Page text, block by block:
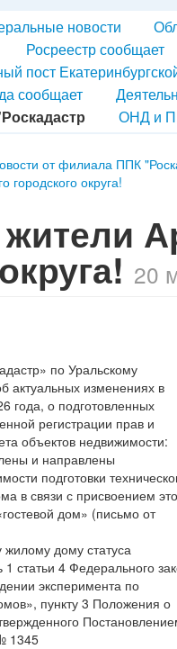
новости
Росреестр сообщает
пост
сообщает
ОНД и
от филиала ППК
округа!
20
по Уральскому
актуальных изменениях в
года, о подготовленных
регистрации прав и
объектов недвижимости:
и направлены
подготовки
в связи с присвоением
дом» (письмо от
дому статуса
статьи 4 Федерального
эксперимента по
пункту 3 Положения о
1345